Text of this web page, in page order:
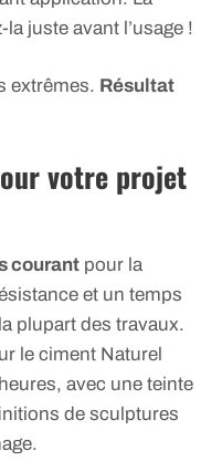
juste avant l’usage !
extrêmes. Résultat
votre projet
courant pour la
et un temps
plupart des travaux.
le ciment Naturel
avec une teinte
de sculptures